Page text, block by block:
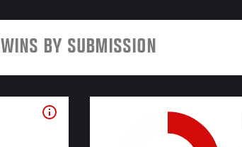
WINS BY SUBMISSION